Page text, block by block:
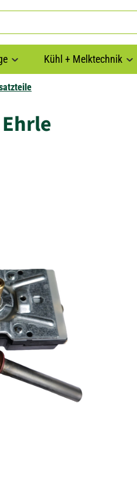
Kühl + Melktechnik